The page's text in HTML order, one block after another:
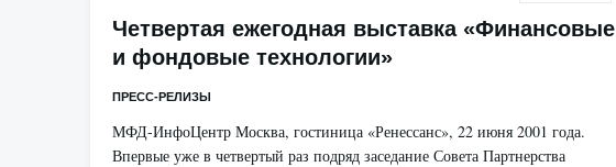
Четвертая ежегодная выставка «Финансовые
и фондовые технологии»
ПРЕСС-РЕЛИЗЫ
МФД-ИнфоЦентр Москва, гостиница «Ренессанс», 22 июня 2001 года.
Впервые уже в четвертый раз подряд заседание Совета Партнерства